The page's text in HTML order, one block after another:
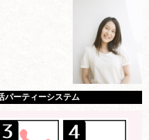
パーティーシステム